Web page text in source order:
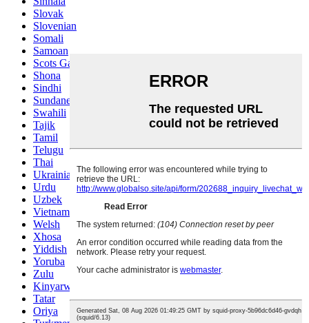
Slovak
Slovenian
Somali
Samoan
Scots Gaelic
Shona
Sindhi
Sundanese
Swahili
Tajik
Tamil
Telugu
Thai
Ukrainian
Urdu
Uzbek
Vietnamese
Welsh
Xhosa
Yiddish
Yoruba
Zulu
Kinyarwanda
Tatar
Oriya